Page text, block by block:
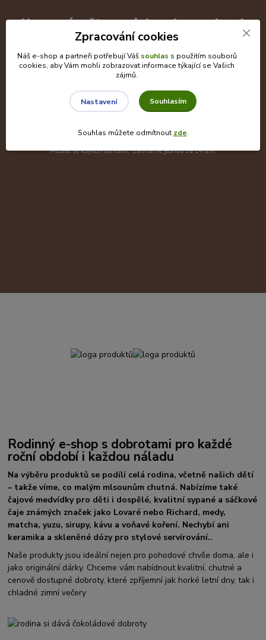
Nepropásněte novinky, akce a slevy!
newsletteru.
Můžete se kdykoli odhlásit. Zasíláme jednou za 14 dní.
Rodinný e-shop s dobrotami pro každé
roční období i každou náladu
Na výběru produktů se podílí celá rodina, včetně našich dětí
– takže víme, co malým mlsounům chutná. Nabízíme také
čajové medvídky pro děti i dospělé, kvalitní sypané a sáčkové
čaje známých značek jako Lovaré nebo Richard, medy,
matcha, yuzu, sirupy, kávu a voňavé koření. Nechybí ani
keramika a skleněné dózy pro stylové servírování..
Naše produkty jsou ideální nejen pro pohodové chvíle doma, ale i
jako originální dárky. Chceme vám nabídnout kvalitní, chutné a
cenově dostupné dobroty, které zpříjemní jak horké letní dny, tak i
chladné zimní večery
Zpracování cookies
Náš e-shop a partneři potřebují Váš souhlas s použitím souborů
cookies, aby Vám mohli zobrazovat informace týkající se Vašich
zájmů.
Nastavení Souhlasím
Souhlas můžete odmítnout zde.